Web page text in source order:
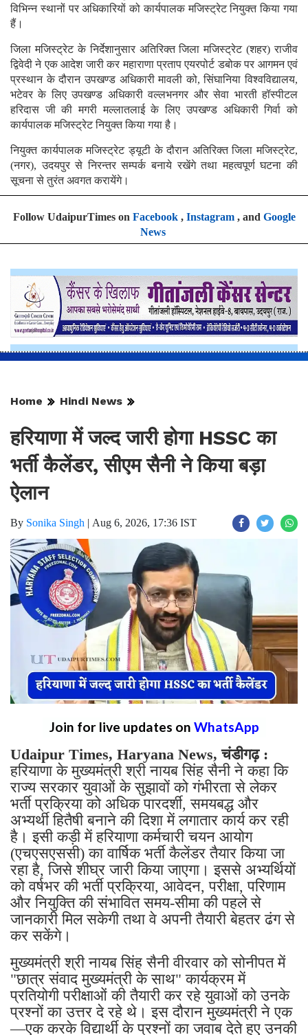
विभिन्न स्थानों पर अधिकारियों को कार्यपालक मजिस्ट्रेट नियुक्त किया गया
हैं।
जिला मजिस्ट्रेट के निर्देशानुसार अतिरिक्त जिला मजिस्ट्रेट (शहर) राजीव
द्विवेदी ने एक आदेश जारी कर महाराणा प्रताप एयरपोर्ट डबोक पर आगमन एवं
प्रस्थान के दौरान उपखण्ड अधिकारी मावली को, सिंघानिया विश्वविद्यालय,
भटेवर के लिए उपखण्ड अधिकारी वल्लभनगर और सेवा भारती हॉस्पीटल
हरिदास जी की मगरी मल्लातलाई के लिए उपखण्ड अधिकारी गिर्वा को
कार्यपालक मजिस्ट्रेट नियुक्त किया गया है।
नियुक्त कार्यपालक मजिस्ट्रेट ड्यूटी के दौरान अतिरिक्त जिला मजिस्ट्रेट,
(नगर), उदयपुर से निरन्तर सम्पर्क बनाये रखेंगे तथा महत्वपूर्ण घटना की
सूचना से तुरंत अवगत करायेंगे।
Follow UdaipurTimes on Facebook, Instagram, and Google
News
Home Hindi News
हरियाणा में जल्द जारी होगा HSSC का
भर्ती कैलेंडर, सीएम सैनी ने किया बड़ा
ऐलान
By Sonika Singh | Aug 6, 2026, 17:36 IST
Join for live updates on WhatsApp
Udaipur Times, Haryana News, चंडीगढ़ :
हरियाणा के मुख्यमंत्री श्री नायब सिंह सैनी ने कहा कि
राज्य सरकार युवाओं के सुझावों को गंभीरता से लेकर
भर्ती प्रक्रिया को अधिक पारदर्शी, समयबद्ध और
अभ्यर्थी हितैषी बनाने की दिशा में लगातार कार्य कर रही
है। इसी कड़ी में हरियाणा कर्मचारी चयन आयोग
(एचएसएससी) का वार्षिक भर्ती कैलेंडर तैयार किया जा
रहा है, जिसे शीघ्र जारी किया जाएगा। इससे अभ्यर्थियों
को वर्षभर की भर्ती प्रक्रिया, आवेदन, परीक्षा, परिणाम
और नियुक्ति की संभावित समय-सीमा की पहले से
जानकारी मिल सकेगी तथा वे अपनी तैयारी बेहतर ढंग से
कर सकेंगे।
मुख्यमंत्री श्री नायब सिंह सैनी वीरवार को सोनीपत में
"छात्र संवाद मुख्यमंत्री के साथ" कार्यक्रम में
प्रतियोगी परीक्षाओं की तैयारी कर रहे युवाओं को उनके
प्रश्नों का उत्तर दे रहे थे। इस दौरान मुख्यमंत्री ने एक
—एक करके विद्यार्थी के प्रश्नों का जवाब देते हुए उनकी